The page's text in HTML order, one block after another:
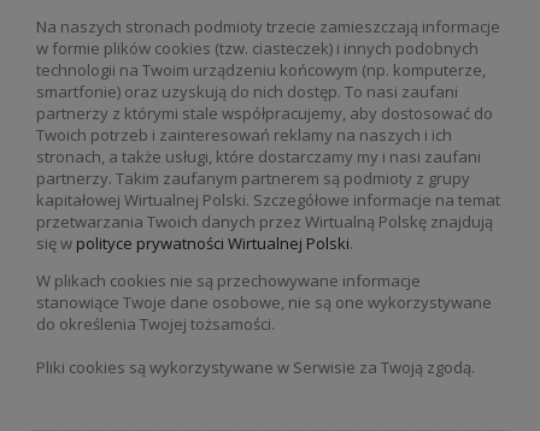
Na naszych stronach podmioty trzecie zamieszczają informacje
w formie plików cookies (tzw. ciasteczek) i innych podobnych
technologii na Twoim urządzeniu końcowym (np. komputerze,
smartfonie) oraz uzyskują do nich dostęp. To nasi zaufani
partnerzy z którymi stale współpracujemy, aby dostosować do
Twoich potrzeb i zainteresowań reklamy na naszych i ich
stronach, a także usługi, które dostarczamy my i nasi zaufani
partnerzy. Takim zaufanym partnerem są podmioty z grupy
kapitałowej Wirtualnej Polski. Szczegółowe informacje na temat
przetwarzania Twoich danych przez Wirtualną Polskę znajdują
się w polityce prywatności Wirtualnej Polski.
W plikach cookies nie są przechowywane informacje
stanowiące Twoje dane osobowe, nie są one wykorzystywane
do określenia Twojej tożsamości.
Pliki cookies są wykorzystywane w Serwisie za Twoją zgodą.